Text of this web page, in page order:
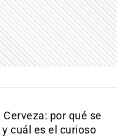
por qué se
cuál es el curioso